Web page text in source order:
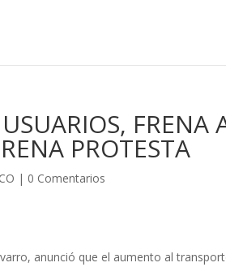
FRENA
PROTESTA
| 0 Comentarios
anunció que el aumento al